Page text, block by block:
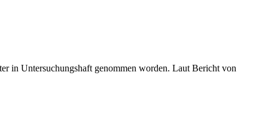
in Untersuchungshaft genommen worden. Laut Bericht von